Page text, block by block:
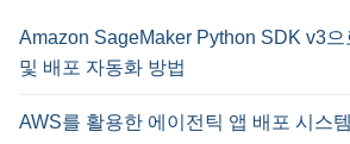
Amazon SageMaker Python SDK v3
및 배포 자동화 방법
AWS를 활용한 에이전틱 앱 배포 시스